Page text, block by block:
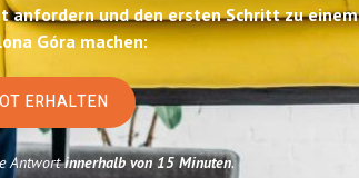
anfordern und den ersten Schritt zu einem
Góra machen:
ERHALTEN
Antwortinnerhalb von 15 Minuten.